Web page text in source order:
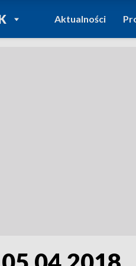
DO
Aktualności